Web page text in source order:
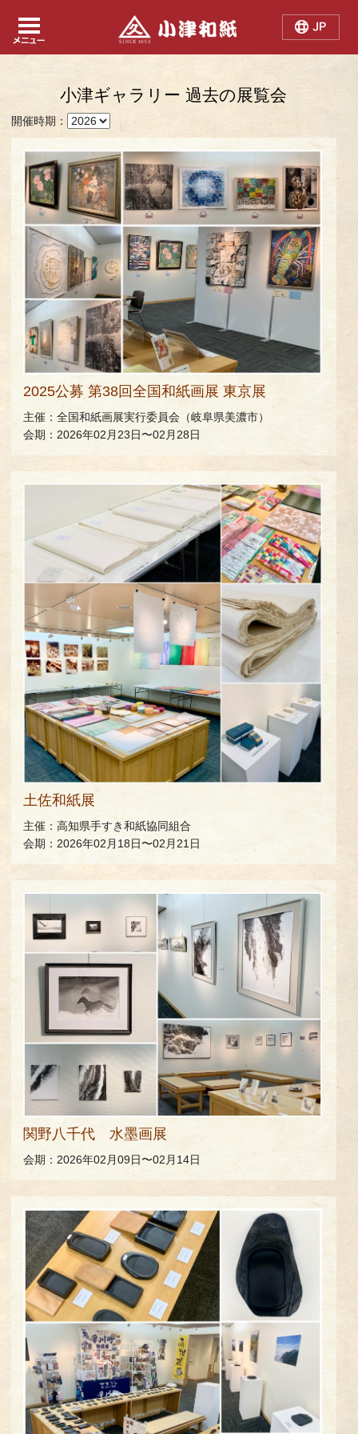
Japanese
English
Chinese
小津ギャラリー 過去の展覧会
開催時期：
2025公募 第38回全国和紙画展 東京展
主催：全国和紙画展実行委員会（岐阜県美濃市）
会期：2026年02月23日〜02月28日
土佐和紙展
主催：高知県手すき和紙協同組合
会期：2026年02月18日〜02月21日
関野八千代 水墨画展
会期：2026年02月09日〜02月14日